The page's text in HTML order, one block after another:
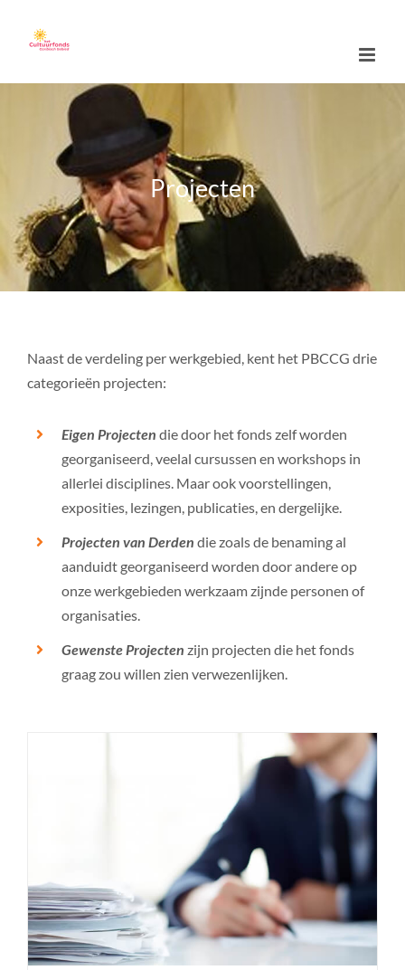
Projecten
Naast de verdeling per werkgebied, kent het PBCCG drie
categorieën projecten:
Eigen Projecten die door het fonds zelf worden
georganiseerd, veelal cursussen en workshops in
allerlei disciplines. Maar ook voorstellingen,
exposities, lezingen, publicaties, en dergelijke.
Projecten van Derden die zoals de benaming al
aanduidt georganiseerd worden door andere op
onze werkgebieden werkzaam zijnde personen of
organisaties.
Gewenste Projecten zijn projecten die het fonds
graag zou willen zien verwezenlijken.